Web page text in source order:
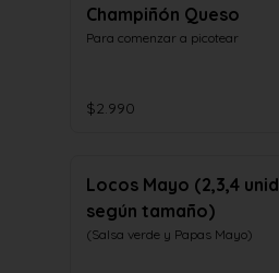
Champiñón Queso
Para comenzar a picotear
$2.990
Locos Mayo (2,3,4 unid
según tamaño)
(Salsa verde y Papas Mayo)